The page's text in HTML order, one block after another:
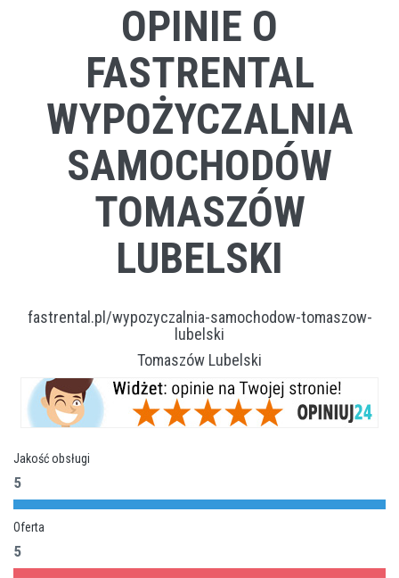
OPINIE O
FASTRENTAL
WYPOŻYCZALNIA
SAMOCHODÓW
TOMASZÓW
LUBELSKI
fastrental.pl/wypozyczalnia-samochodow-tomaszow-
lubelski
Tomaszów Lubelski
Jakość obsługi
5
Oferta
5